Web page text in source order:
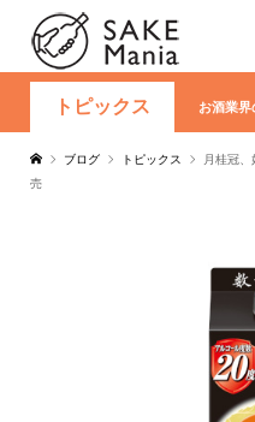
トピックス お酒業
ブログ トピックス
月桂冠
売